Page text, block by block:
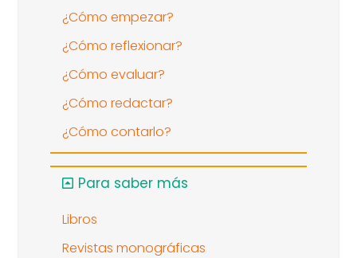
¿Cómo empezar?
¿Cómo reflexionar?
¿Cómo evaluar?
¿Cómo redactar?
¿Cómo contarlo?
Para saber más
Libros
Revistas monográficas